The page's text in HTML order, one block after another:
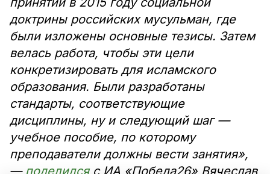
доктрины российских мусульман, где
были изложены основные тезисы. Затем
велась работа, чтобы эти цели
конкретизировать для исламского
образования. Были разработаны
стандарты, соответствующие
дисциплины, ну и следующий шаг —
учебное пособие, по которому
преподаватели должны вести занятия»,
— поделилсяс ИА «Победа26» Вячеслав